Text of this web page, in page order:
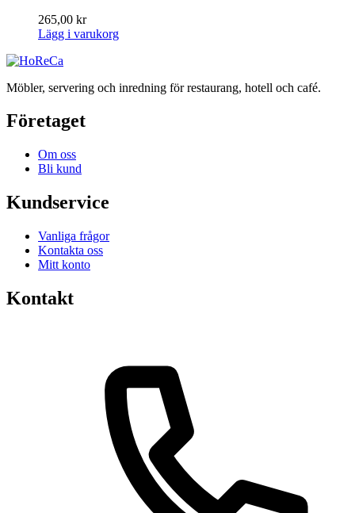
265,00 kr
Lägg i varukorg
Möbler, servering och inredning för restaurang, hotell och café.
Företaget
Om oss
Bli kund
Kundservice
Vanliga frågor
Kontakta oss
Mitt konto
Kontakt